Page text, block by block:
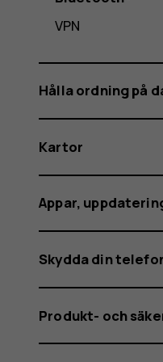
VPN
Hålla ordning på
Kartor
Appar,
Skydda din
Produkt- och